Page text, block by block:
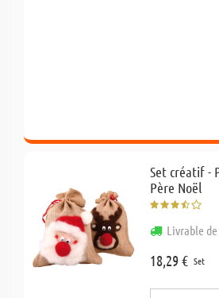
Set créatif -
Père Noël
Livrable
18,29 € Set